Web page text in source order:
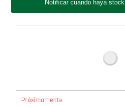
Próximamente